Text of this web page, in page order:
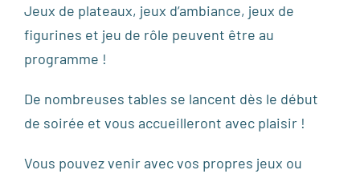
Jeux de plateaux, jeux d’ambiance, jeux de
figurines et jeu de rôle peuvent être au
programme !
De nombreuses tables se lancent dès le début
de soirée et vous accueilleront avec plaisir !
Vous pouvez venir avec vos propres jeux ou